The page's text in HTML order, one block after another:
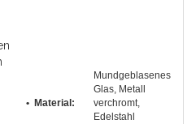
• Material:
Mundgeblasenes
Glas, Metall
verchromt,
Edelstahl